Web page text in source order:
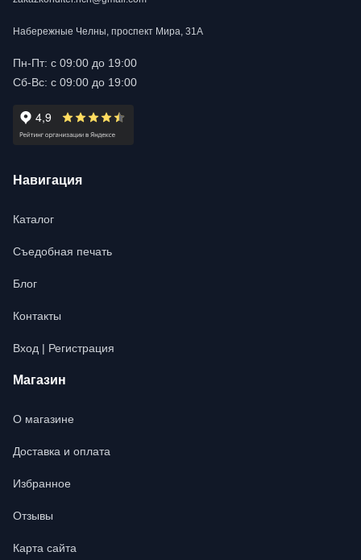
Набережные Челны, проспект Мира, 31А
Пн-Пт: с 09:00 до 19:00
Сб-Вс: с 09:00 до 19:00
Навигация
Каталог
Съедобная печать
Блог
Контакты
Вход | Регистрация
Магазин
О магазине
Доставка и оплата
Избранное
Отзывы
Карта сайта